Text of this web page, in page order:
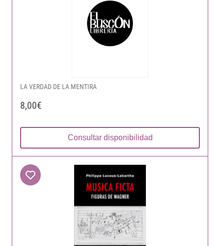
LA VERDAD DE LA MENTIRA
8,00€
Consultar disponibilidad